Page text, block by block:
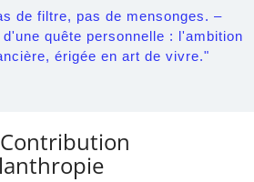
de filtre, pas de mensonges. –
quête personnelle : l'ambition
érigée en art de vivre."